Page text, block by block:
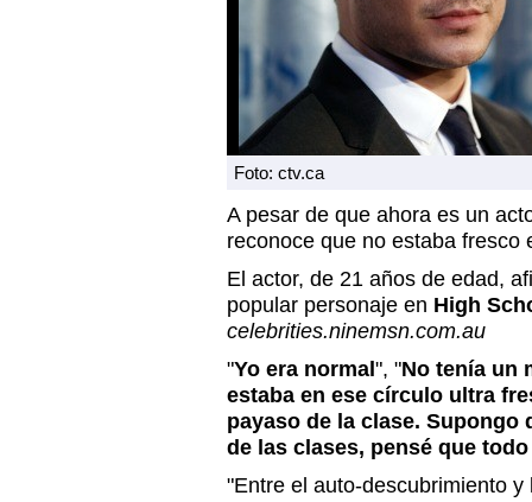
Foto: ctv.ca
A pesar de que ahora es un
reconoce que no estaba fresco
El actor, de 21 años de edad,
popular personaje en High
celebrities.ninemsn.com.au
"Yo era normal ", "No tenía un
estaba en ese círculo ultra
payaso de la clase. Supongo
de las clases, pensé que
"Entre el auto-descubrimiento